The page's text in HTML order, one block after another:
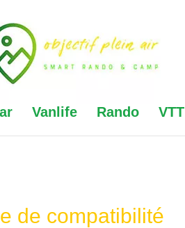
Vanlife Rando VTT
de compatibilité